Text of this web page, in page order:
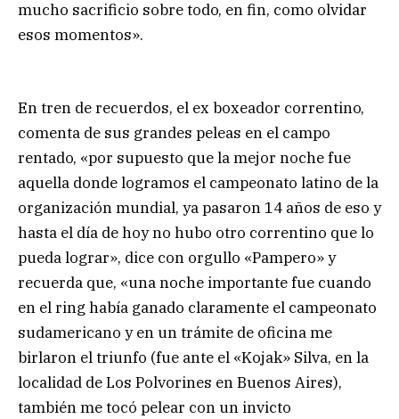
mucho sacrificio sobre todo, en fin, como olvidar
esos momentos».
En tren de recuerdos, el ex boxeador correntino,
comenta de sus grandes peleas en el campo
rentado, «por supuesto que la mejor noche fue
aquella donde logramos el campeonato latino de la
organización mundial, ya pasaron 14 años de eso y
hasta el día de hoy no hubo otro correntino que lo
pueda lograr», dice con orgullo «Pampero» y
recuerda que, «una noche importante fue cuando
en el ring había ganado claramente el campeonato
sudamericano y en un trámite de oficina me
birlaron el triunfo (fue ante el «Kojak» Silva, en la
localidad de Los Polvorines en Buenos Aires),
también me tocó pelear con un invicto